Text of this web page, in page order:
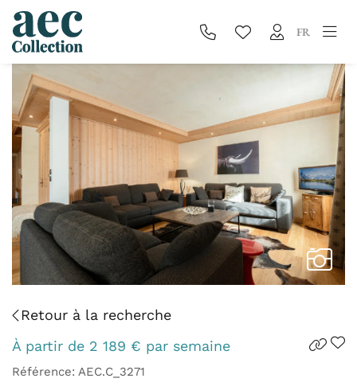
FR
Retour à la recherche
À partir de 2 189 € par semaine
Référence: AEC.C_3271